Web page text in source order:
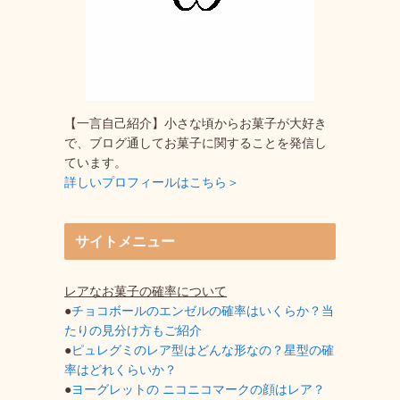
【一言自己紹介】小さな頃からお菓子が大好き
で、ブログ通してお菓子に関することを発信し
ています。
詳しいプロフィールはこちら＞
サイトメニュー
レアなお菓子の確率について
●チョコボールのエンゼルの確率はいくらか？当
たりの見分け方もご紹介
●ピュレグミのレア型はどんな形なの？星型の確
率はどれくらいか？
●ヨーグレットの ニコニコマークの顔はレア？